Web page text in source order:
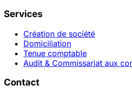
Services
Création de société
Domiciliation
Tenue comptable
Audit & Commissariat aux
Contact